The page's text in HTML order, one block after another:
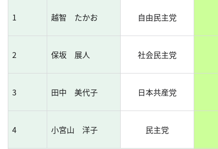
1 越智 たかお 自由民主党
2 保坂 展人 社会民主党
3 田中 美代子 日本共産党
4 小宮山 洋子 民主党